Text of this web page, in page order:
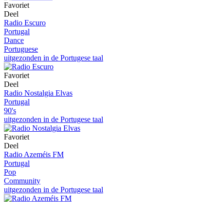
Favoriet
Deel
Radio Escuro
Portugal
Dance
Portuguese
uitgezonden in de Portugese taal
Favoriet
Deel
Radio Nostalgia Elvas
Portugal
90's
uitgezonden in de Portugese taal
Favoriet
Deel
Radio Azeméis FM
Portugal
Pop
Community
uitgezonden in de Portugese taal